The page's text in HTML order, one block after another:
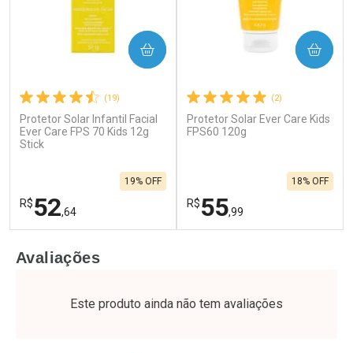
(19)
Protetor Solar Infantil Facial
Ever Care FPS 70 Kids 12g
Stick
R$52,64
19% OFF
COMPRAR
Laboratório
Por Menos
(2)
Protetor Solar Ever Care Kids
FPS60 120g
R$55,99
18% OFF
COMPRAR
Laboratório
Por Menos
Avaliações
Este produto ainda não tem avaliações